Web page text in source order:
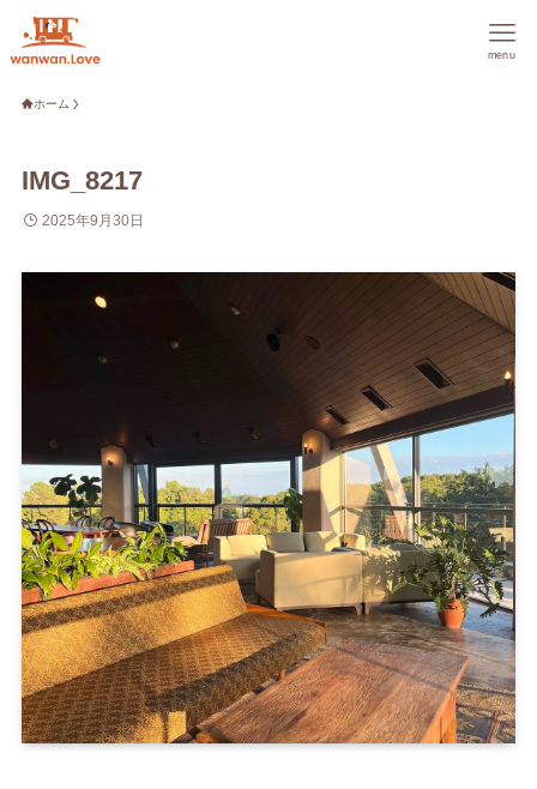
menu
ホーム
IMG_8217
2025年9月30日